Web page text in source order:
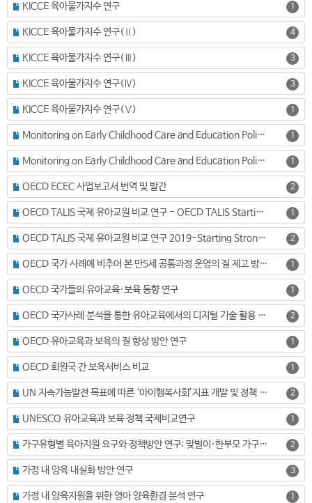
KICCE 육아물가지수 연구 1
KICCE 육아물가지수 연구(Ⅱ) 4
KICCE 육아물가지수 연구(Ⅲ) 3
KICCE 육아물가지수 연구(Ⅳ) 3
KICCE 육아물가지수 연구(Ⅴ) 1
Monitoring on Early Childhood Care and Education Policies in the Asia-Pacific Countries: Focusing on the implementation of the Putrajaya Declaration (한글명: 아태지역국가들의 육아정책 모니터링 연구(I): 푸트라자야 선언문 실행과제를 중심으로) 1
Monitoring on Early Childhood Care and Education Policies in the Asia-Pacific Countries: Focusing on the implementation of the Putrajaya Declaration 1
OECD ECEC 사업보고서 번역 및 발간 2
OECD TALIS 국제 유아교원 비교 연구 - OECD TALIS Starting Strong Survey 2018 본조사 수행 사업보고서 1
OECD TALIS 국제 유아교원 비교 연구 2019-Starting Strong Survey 분석 2
OECD 국가 사례에 비추어 본 만5세 공통과정 운영의 질 제고 방안 연구 1
OECD 국가들의 유아교육·보육 동향 연구 1
OECD 국가사례 분석을 통한 유아교육에서의 디지털 기술 활용 방안 연구 2
OECD 유아교육과 보육의 질 향상 방안 연구 1
OECD 회원국 간 보육서비스 비교 1
UN 지속가능발전 목표에 따른 ‘아이행복사회’지표 개발 및 정책 활용 방안 2
UNESCO 유아교육과 보육 정책 국제비교연구 1
가구유형별 육아지원 요구와 정책방안 연구: 맞벌이·한부모 가구를 중심으로 2
가정 내 양육 내실화 방안 연구 3
가정 내 양육지원을 위한 영아 양육환경 분석 연구 1